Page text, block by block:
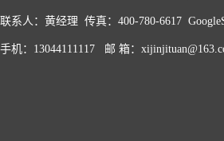
联系人：黄经理 传真：400-780-6617
手机：13044111117 邮 箱：